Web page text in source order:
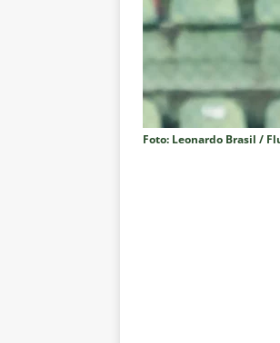
[ 6
[ 6
Foto: Leonardo Brasil /